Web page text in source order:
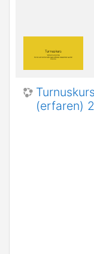
(erfaren)